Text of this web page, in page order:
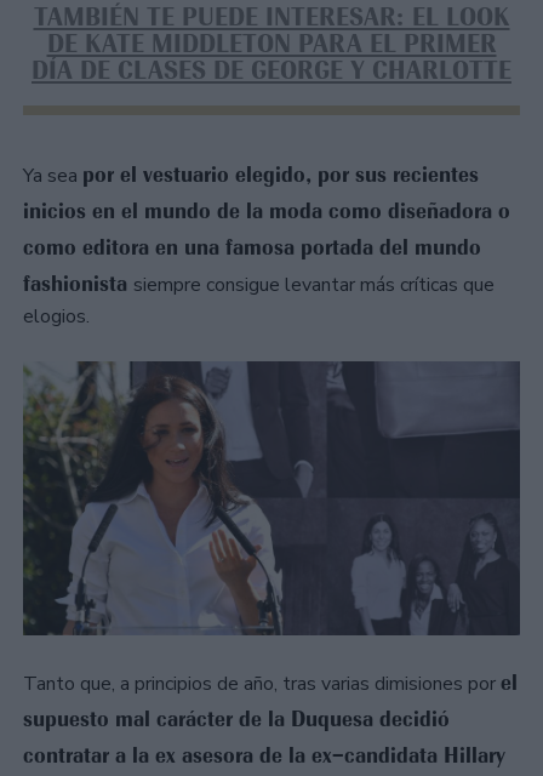
TAMBIÉN TE PUEDE INTERESAR: EL LOOK
DE KATE MIDDLETON PARA EL PRIMER
DÍA DE CLASES DE GEORGE Y CHARLOTTE
Ya sea por el vestuario elegido, por sus recientes
inicios en el mundo de la moda como diseñadora o
como editora en una famosa portada del mundo
fashionista siempre consigue levantar más críticas que
elogios.
Tanto que, a principios de año, tras varias dimisiones porel
supuesto mal carácter de la Duquesa decidió
contratar a la ex asesora de la ex–candidata Hillary